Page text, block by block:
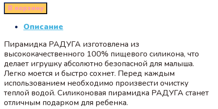
В корзину
Описание
Пирамидка РАДУГА изготовлена из
высококачественного 100% пищевого силикона, что
делает игрушку абсолютно безопасной для малыша.
Легко моется и быстро сохнет. Перед каждым
использованием необходимо произвести очистку
теплой водой. Силиконовая пирамидка РАДУГА станет
отличным подарком для ребенка.